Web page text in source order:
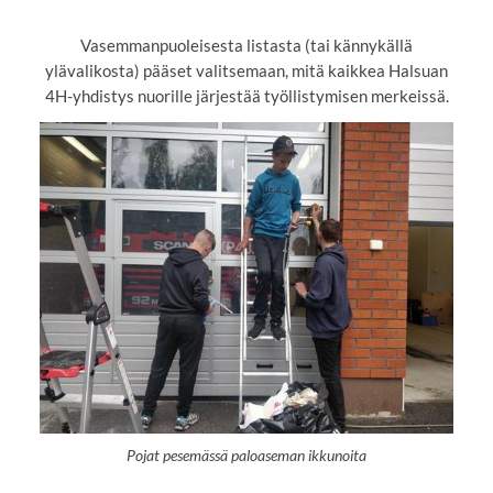
Vasemmanpuoleisesta listasta (tai kännykällä
ylävalikosta) pääset valitsemaan, mitä kaikkea Halsuan
4H-yhdistys nuorille järjestää työllistymisen merkeissä.
Pojat pesemässä paloaseman ikkunoita